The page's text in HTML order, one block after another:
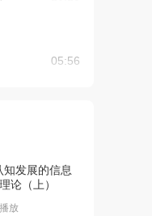
05:56
知发展的信息
论（上）
放